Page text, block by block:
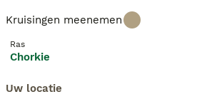
Kruisingen meenemen
Ras
Chorkie
Uw locatie